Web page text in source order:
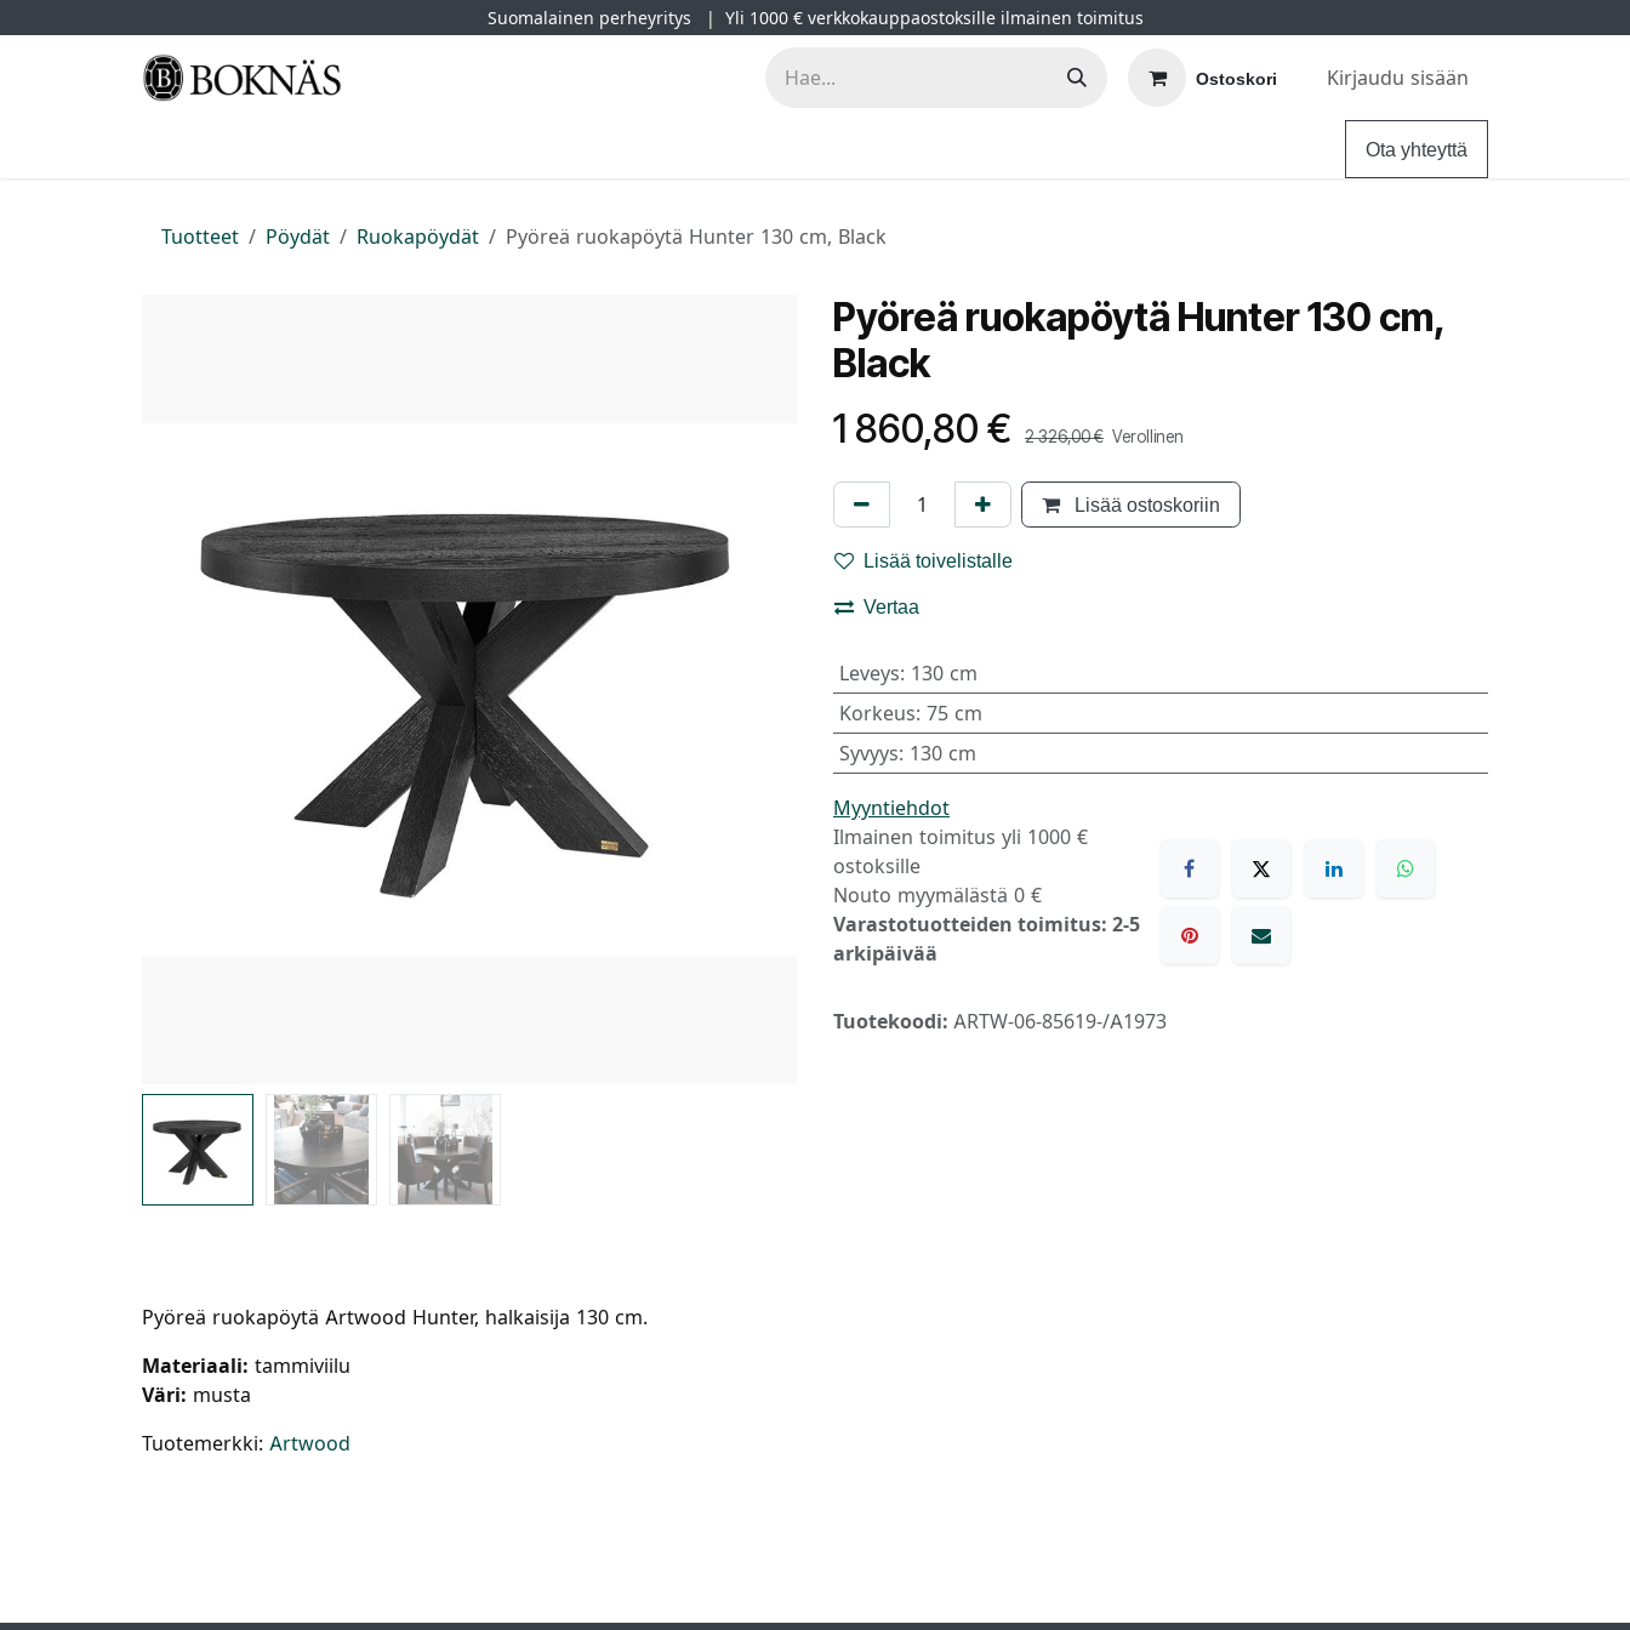
Suomalainen perheyritys | Yli 1000 € verkkokauppaostoksille ilmainen toimitus
Ostoskori Kirjaudu sisään
Ota yhteyttä
Tuotteet Pöydät Ruokapöydät Pyöreä ruokapöytä Hunter 130 cm, Black
Pyöreä ruokapöytä Hunter 130 cm,
Black
1 860,80 € 2 326,00€ Verollinen
Lisää ostoskoriin
Lisää toivelistalle
Vertaa
Leveys: 130 cm
Korkeus: 75 cm
Syvyys: 130 cm
Myyntiehdot
Ilmainen toimitus yli 1000 €
ostoksille
Nouto myymälästä 0 €
Varastotuotteiden toimitus: 2-5
arkipäivää
Tuotekoodi: ARTW-06-85619-/A1973
Pyöreä ruokapöytä Artwood Hunter, halkaisija 130 cm.
Materiaali: tammiviilu
Väri: musta
Tuotemerkki: Artwood